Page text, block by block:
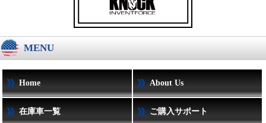
MENU
Home About Us
在庫車一覧 ご購入サポート